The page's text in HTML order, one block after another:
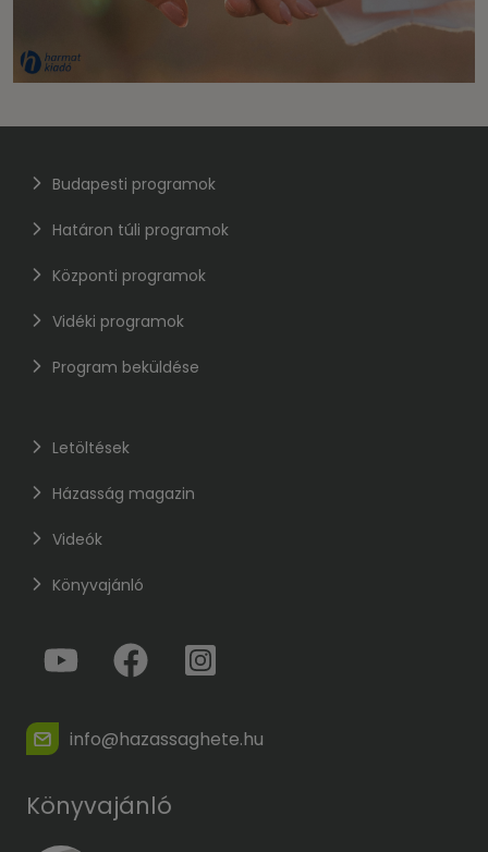
Budapesti programok
Határon túli programok
Központi programok
Vidéki programok
Program beküldése
Letöltések
Házasság magazin
Videók
Könyvajánló
info@hazassaghete.hu
Könyvajánló